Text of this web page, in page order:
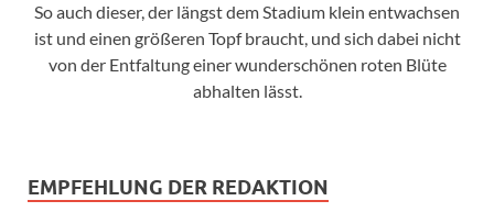
So auch dieser, der längst dem Stadium klein entwachsen
ist und einen größeren Topf braucht, und sich dabei nicht
von der Entfaltung einer wunderschönen roten Blüte
abhalten lässt.
EMPFEHLUNG DER REDAKTION